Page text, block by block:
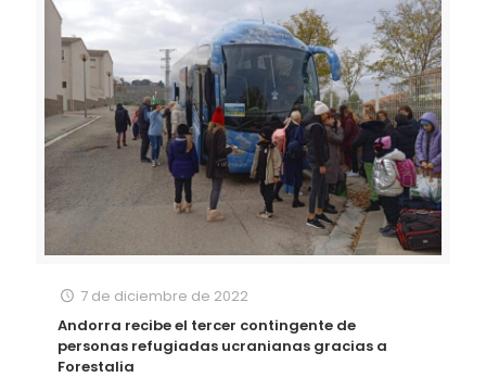
7 de diciembre de 2022
Andorra recibe el tercer contingente de
personas refugiadas ucranianas gracias a
Forestalia